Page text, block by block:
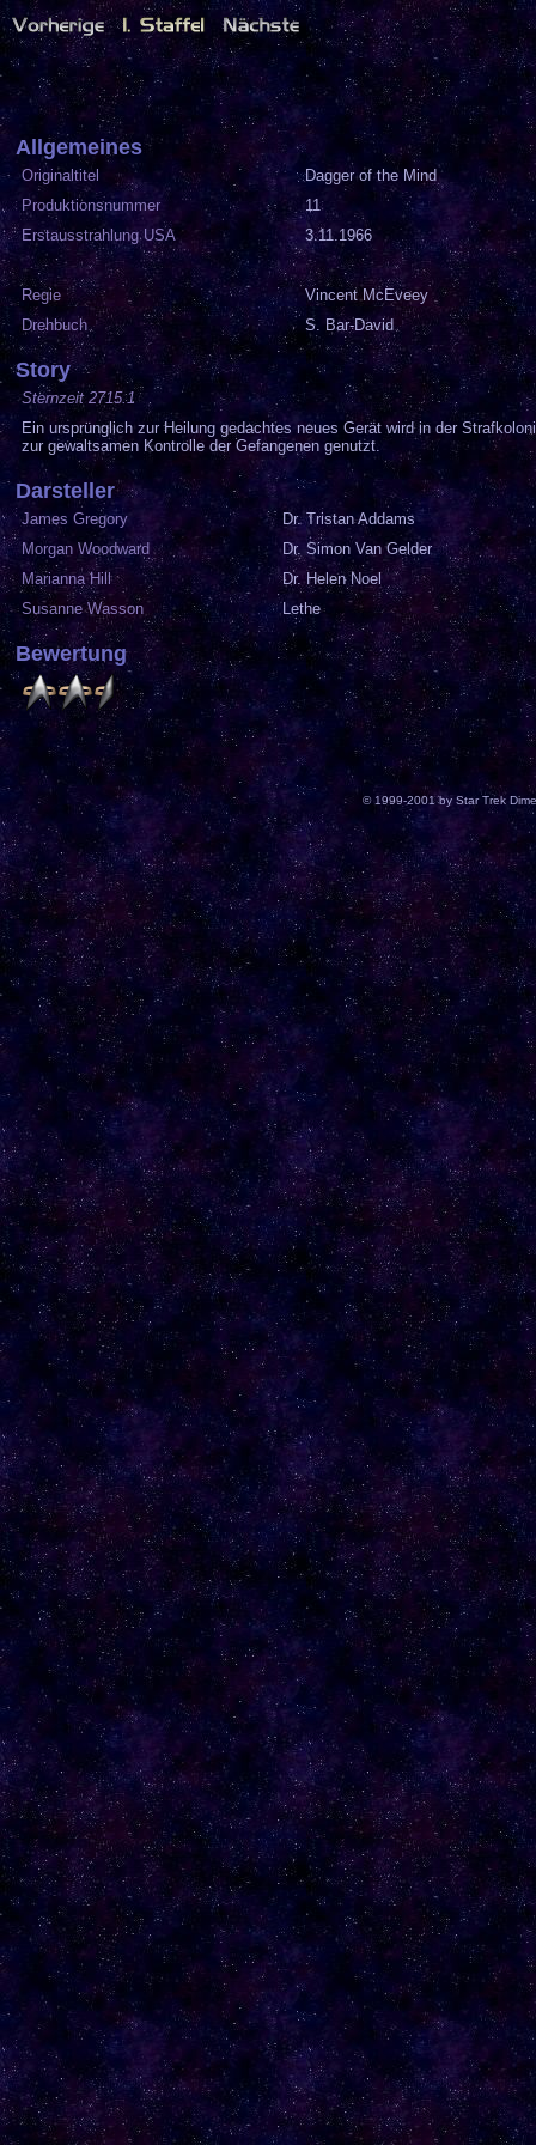
Allgemeines
Originaltitel
Dagger of the Mind
Produktionsnummer
11
Erstausstrahlung USA
3.11.1966
Regie
Vincent McEveey
Drehbuch
S. Bar-David
Story
Sternzeit 2715.1
Ein ursprünglich zur Heilung gedachtes neues Gerät wird in der
zur gewaltsamen Kontrolle der Gefangenen genutzt.
Darsteller
James Gregory
Dr. Tristan Addams
Morgan Woodward
Dr. Simon Van Gelder
Marianna Hill
Dr. Helen Noel
Susanne Wasson
Lethe
Bewertung
© 1999-2001 by Star Trek